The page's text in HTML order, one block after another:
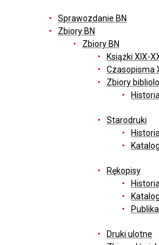
Sprawozdanie BN
Zbiory BN
Zbiory BN
Książki XIX-
Czasopisma
Zbiory
Historia
Starodruki
Rękopisy
Historia
Druki ulotne